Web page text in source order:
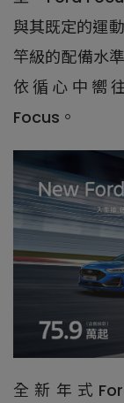
與其既定的運
竿級的配備水
依循心中嚮
Focus。
全新年式